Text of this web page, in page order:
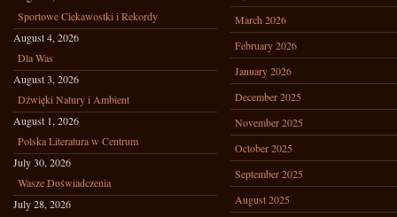
Sportowe Ciekawostki i Rekordy
August 4, 2026
Dla Was
August 3, 2026
Dźwięki Natury i Ambient
August 1, 2026
Polska Literatura w Centrum
July 30, 2026
Wasze Doświadczenia
July 28, 2026
March 2026
February 2026
January 2026
December 2025
November 2025
October 2025
September 2025
August 2025